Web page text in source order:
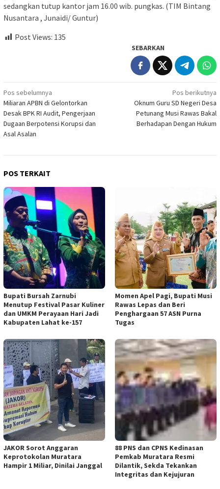
sedangkan tutup kantor jam 16.00 wib. pungkas. (TIM Bintang
Nusantara , Junaidi/ Guntur)
Post Views: 135
SEBARKAN
Navigasi
pos
Pos sebelumnya
Miliaran APBN di Gelontorkan
Desak BPK RI Audit, Pengerjaan
Dugaan Berpotensi Korupsi dan
Asal Asalan
Pos berikutnya
Oknum Guru SD Negeri Desa
Petunang Musi Rawas Bakal
Berhadapan Dengan Hukum
POS TERKAIT
Bupati Bursah Zarnubi
Menutup Festival Pasar Kuliner
dan UMKM Perayaan Hari Jadi
Kabupaten Lahat ke-157
Momen Apel Pagi, Bupati Musi
Rawas Lepas dan Beri
Penghargaan 57 ASN Purna
Tugas
JAKOR Sorot Anggaran
Keprotokolan Muratara
Hampir 1 Miliar, Dinilai Janggal
88 PNS dan CPNS Kedinasan
Pemkab Muratara Resmi
Dilantik, Sekda Tekankan
Integritas dan Kejujuran